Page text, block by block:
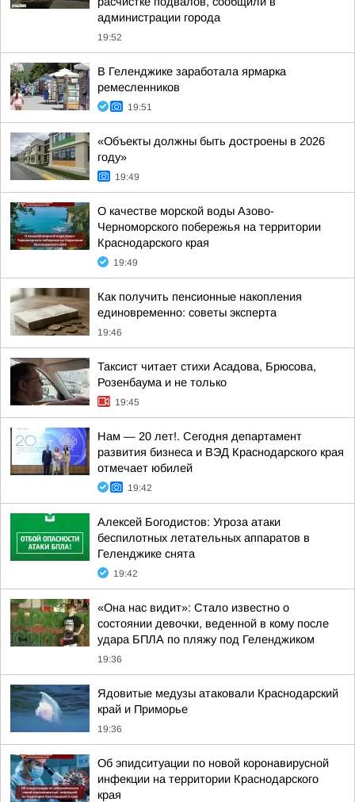
администрации города
19:52
В Геленджике заработала ярмарка
ремесленников
19:51
«Объекты должны быть достроены в 2026
году»
19:49
О качестве морской воды Азово-
Черноморского побережья на территории
Краснодарского края
19:49
Как получить пенсионные накопления
единовременно: советы эксперта
19:46
Таксист читает стихи Асадова, Брюсова,
Розенбаума и не только
19:45
Нам — 20 лет!. Сегодня департамент
развития бизнеса и ВЭД Краснодарского края
отмечает юбилей
19:42
Алексей Богодистов: Угроза атаки
беспилотных летательных аппаратов в
Геленджике снята
19:42
«Она нас видит»: Стало известно о
состоянии девочки, веденной в кому после
удара БПЛА по пляжу под Геленджиком
19:36
Ядовитые медузы атаковали Краснодарский
край и Приморье
19:36
Об эпидситуации по новой коронавирусной
инфекции на территории Краснодарского
края